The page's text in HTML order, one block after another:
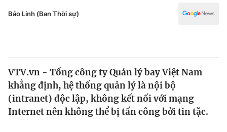
Thế giới
Tin tức
Bảo Linh (Ban Thời sự)
VTV.vn - Tổng công ty Quản lý bay Việt Nam
khẳng định, hệ thống quản lý là nội bộ
(intranet) độc lập, không kết nối với mạng
Internet nên không thể bị tấn công bởi tin tặc.